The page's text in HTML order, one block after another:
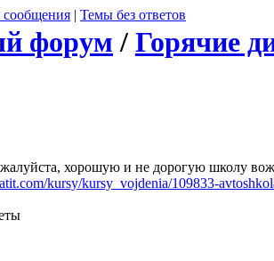
| Темы без ответов
форум / Горячие
хорошую и не дорогую школу
kursy/kursy_vojdenia/109833-